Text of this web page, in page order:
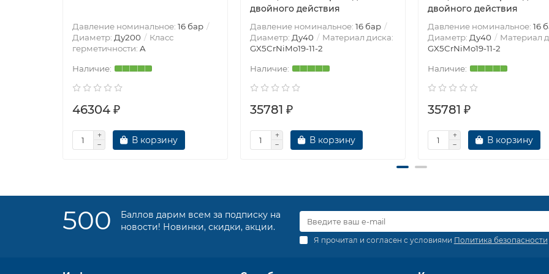
Давление номинальное: 16 бар
Диаметр: Ду200
Класс
герметичности: A
46304 ₽
В корзину
двойного действия
Давление номинальное: 16 бар
Диаметр: Ду40
Материал диска:
GX5CrNiMo19-11-2
35781 ₽
В корзину
двойного действия
Давление номинальное: 16
Диаметр: Ду40
Материал
GX5CrNiMo19-11-2
35781 ₽
В корзину
500
Баллов дарим всем за подписку на
новости! Новинки, скидки, акции.
Я прочитал и согласен с условиями Политика безопасности